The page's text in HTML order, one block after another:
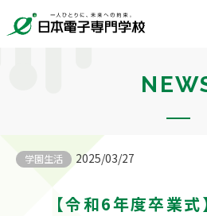
学園生活 2025/03/27
【令和6年度卒業